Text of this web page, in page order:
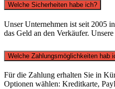
Welche Sicherheiten habe ich?
Unser Unternehmen ist seit 2005
das Geld an den Verkäufer.
Welche Zahlungsmöglichkeiten hab
Für die Zahlung erhalten Sie in
Optionen wählen: Kreditkarte,